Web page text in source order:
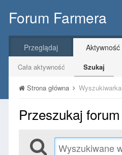
Forum Farmera
Przeglądaj Aktywność
Cała aktywność Szukaj
Strona główna Wyszukiwarka
Przeszukaj forum